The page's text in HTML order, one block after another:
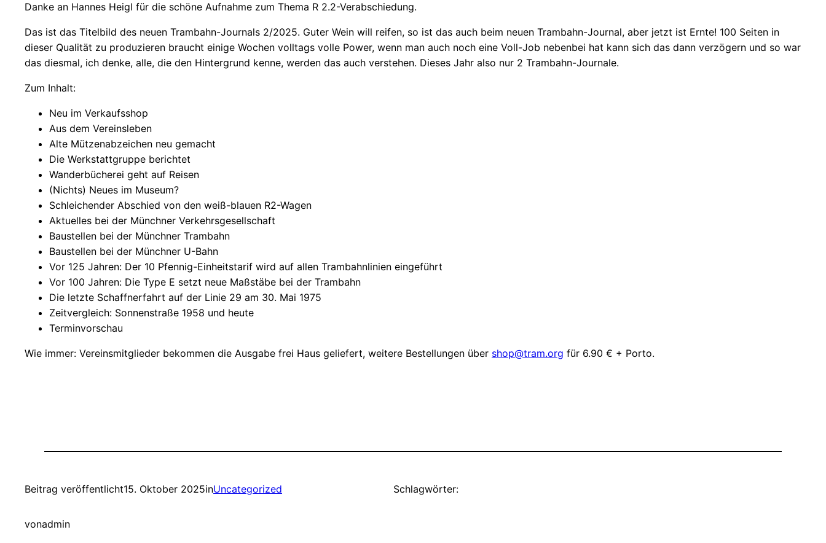
Danke an Hannes Heigl für die schöne Aufnahme zum Thema R 2.2-Verabschiedung.
Das ist das Titelbild des neuen Trambahn-Journals 2/2025. Guter Wein will reifen, so ist das auch beim neuen Trambahn-Journal, aber jetzt ist Ernte! 100 Seiten in
dieser Qualität zu produzieren braucht einige Wochen volltags volle Power, wenn man auch noch eine Voll-Job nebenbei hat kann sich das dann verzögern und so war
das diesmal, ich denke, alle, die den Hintergrund kenne, werden das auch verstehen. Dieses Jahr also nur 2 Trambahn-Journale.
Zum Inhalt:
Neu im Verkaufsshop
Aus dem Vereinsleben
Alte Mützenabzeichen neu gemacht
Die Werkstattgruppe berichtet
Wanderbücherei geht auf Reisen
(Nichts) Neues im Museum?
Schleichender Abschied von den weiß-blauen R2-Wagen
Aktuelles bei der Münchner Verkehrsgesellschaft
Baustellen bei der Münchner Trambahn
Baustellen bei der Münchner U-Bahn
Vor 125 Jahren: Der 10 Pfennig-Einheitstarif wird auf allen Trambahnlinien eingeführt
Vor 100 Jahren: Die Type E setzt neue Maßstäbe bei der Trambahn
Die letzte Schaffnerfahrt auf der Linie 29 am 30. Mai 1975
Zeitvergleich: Sonnenstraße 1958 und heute
Terminvorschau
Wie immer: Vereinsmitglieder bekommen die Ausgabe frei Haus geliefert, weitere Bestellungen über shop@tram.org für 6.90 € + Porto.
Beitrag veröffentlicht15. Oktober 2025inUncategorized
vonadmin
Schlagwörter: